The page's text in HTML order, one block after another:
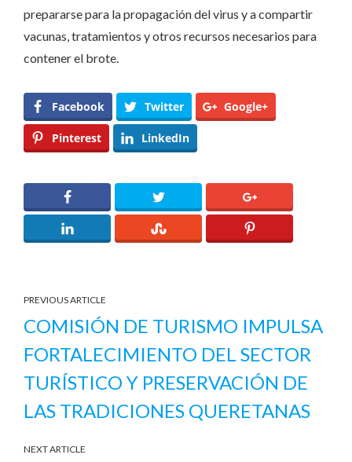
prepararse para la propagación del virus y a compartir
vacunas, tratamientos y otros recursos necesarios para
contener el brote.
Facebook Twitter Google+
Pinterest LinkedIn
PREVIOUS ARTICLE
COMISIÓN DE TURISMO IMPULSA
FORTALECIMIENTO DEL SECTOR
TURÍSTICO Y PRESERVACIÓN DE
LAS TRADICIONES QUERETANAS
NEXT ARTICLE